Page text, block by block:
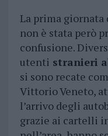
La prima
non è stata però
confusione.
utenti stranieri
si sono recate
Vittorio Veneto,
l’arrivo degli
grazie ai cartelli